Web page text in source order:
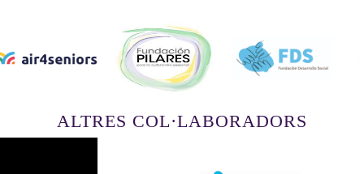
ALTRES COL·LABORADORS